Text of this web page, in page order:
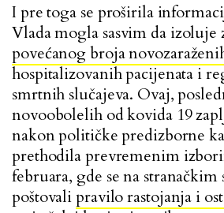
I pre toga se proširila
Vlada mogla sasvim da
povećanog broja
hospitalizovanih pacijenata i
smrtnih slučajeva. Ovaj,
novoobolelih od kovida 19
nakon političke predizborne
prethodila prevremenim
februara, gde se na
poštovalipravilo rastojanja i